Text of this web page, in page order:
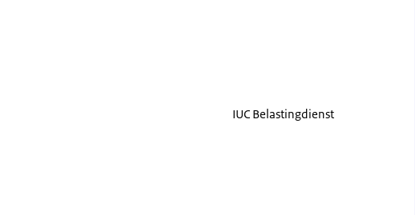
IUC Belastingdienst